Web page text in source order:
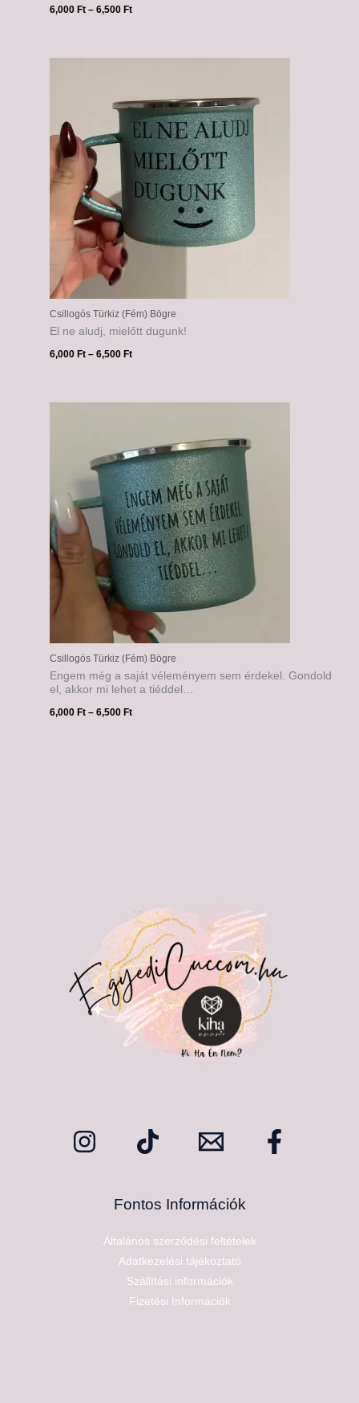
6,000 Ft – 6,500 Ft
Csillogós Türkiz (Fém) Bögre
El ne aludj, mielőtt dugunk!
6,000Ft – 6,500Ft
Csillogós Türkiz (Fém) Bögre
Engem még a saját véleményem sem érdekel. Gondold
el, akkor mi lehet a tiéddel…
6,000Ft – 6,500Ft
Fontos Információk
Általános szerződési feltételek
Adatkezelési tájékoztató
Szállítási információk
Fizetési Információk